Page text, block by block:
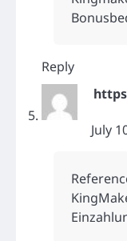
Reply
July